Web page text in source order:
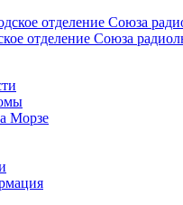
отделение Союза
Морзе